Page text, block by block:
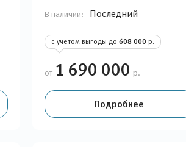
В наличии: Последний
с учетом выгоды до 608 000 р.
от 1 690 000 р.
Подробнее